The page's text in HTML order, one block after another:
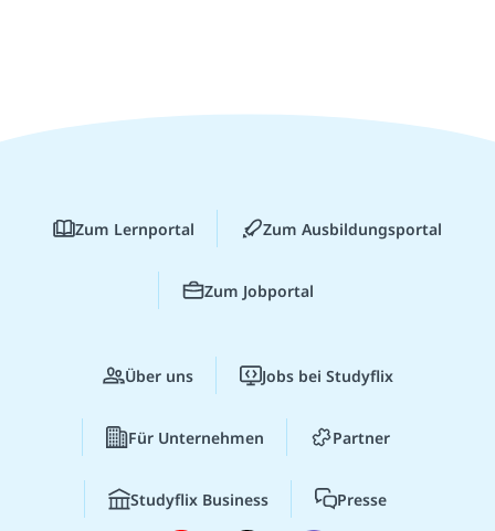
Zum Lernportal Zum Ausbildungsportal
Zum Jobportal
Über uns Jobs bei Studyflix
Für Unternehmen Partner
Studyflix Business Presse